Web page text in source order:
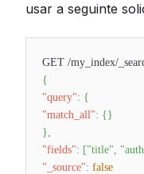
usar a seguinte
GET /my_index/
{
"query": {
"match_all": {}
},
"fields": ["title",
"_source": false